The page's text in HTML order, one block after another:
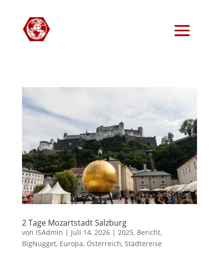
2 Tage Mozartstadt Salzburg
von ISAdmin | Juli 14, 2026| 2025, Bericht,
BigNugget, Europa, Österreich, Städtereise